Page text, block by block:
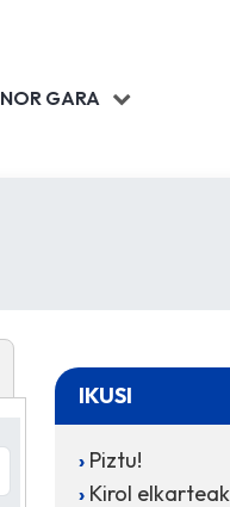
NOR GARA
IKUSI
Piztu!
Kirol elkarteak